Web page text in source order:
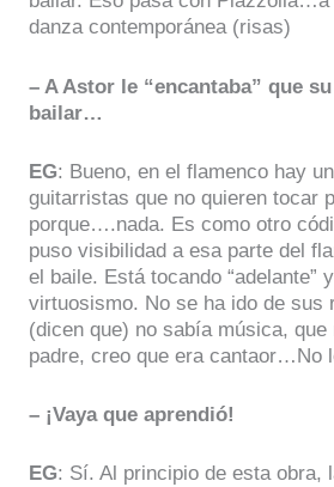
danza contemporánea (risas)
– A Astor le “encantaba” que
bailar…
EG: Bueno, en el flamenco hay
guitarristas que no quieren tocar
porque….nada. Es como otro
puso visibilidad a esa parte del
el baile. Está tocando “adelante”
virtuosismo. No se ha ido de sus
(dicen que) no sabía música, que
padre, creo que era cantaor…No
– ¡Vaya que aprendió!
EG: Sí. Al principio de esta obra,